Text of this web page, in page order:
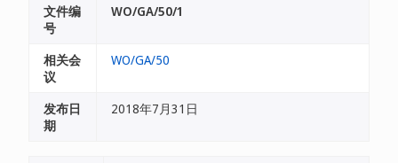
文件编
号
WO/GA/50/1
相关会
议
WO/GA/50
发布日
期
2018年7月31日